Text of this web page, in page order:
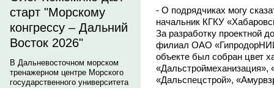
старт "Морскому
конгрессу – Дальний
Восток 2026"
В Дальневосточном морском
тренажерном центре Морского
государственного университета
- О подрядчиках могу
начальник КГКУ
За разработку проектной
филиал ОАО
объекте был собран цвет
«Дальстроймеханизация»,
«Дальспецстрой»,